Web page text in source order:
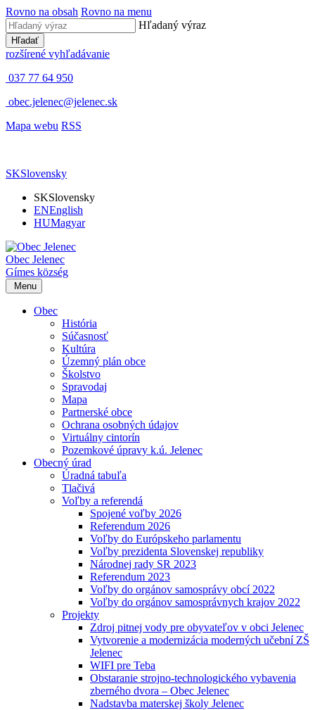
Rovno na obsah Rovno na menu
Hľadaný výraz
Hľadať
rozšírené vyhľadávanie
037 77 64 950
obec.jelenec@jelenec.sk
Mapa webu RSS
SKSlovensky
SKSlovensky
ENEnglish
HUMagyar
Obec Jelenec
Gímes község
Menu
Obec
História
Súčasnosť
Kultúra
Územný plán obce
Školstvo
Spravodaj
Mapa
Partnerské obce
Ochrana osobných údajov
Virtuálny cintorín
Pozemkové úpravy k.ú. Jelenec
Obecný úrad
Úradná tabuľa
Tlačivá
Voľby a referendá
Spojené voľby 2026
Referendum 2026
Voľby do Európskeho parlamentu
Voľby prezidenta Slovenskej republiky
Národnej rady SR 2023
Referendum 2023
Voľby do orgánov samosprávy obcí 2022
Voľby do orgánov samosprávnych krajov 2022
Projekty
Zdroj pitnej vody pre obyvateľov v obci Jelenec
Vytvorenie a modernizácia moderných učební ZŠ
Jelenec
WIFI pre Teba
Obstaranie strojno-technologického vybavenia
zberného dvora – Obec Jelenec
Nadstavba materskej školy Jelenec